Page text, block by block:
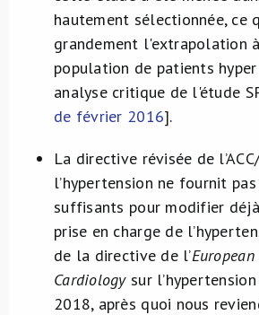
hautement sélectionnée, ce
grandement l'extrapolation
population de patients
analyse critique de l'étude
de février 2016].
La directive révisée de
l’hypertension ne fournit pas
suffisants pour modifier
prise en charge de
de la directive de l’
Cardiologysur
2018, après quoi nous